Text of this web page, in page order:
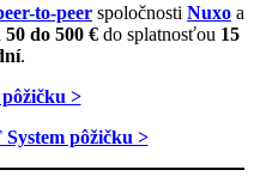
to-peer spoločnosti Nuxo a
50 do 500 € do splatnosťou 15
.
>
pôžičku >